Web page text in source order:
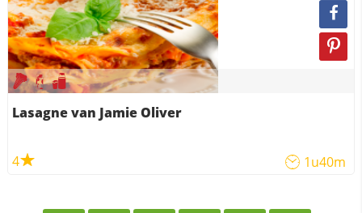
Lasagne van Jamie Oliver
4 1u40m